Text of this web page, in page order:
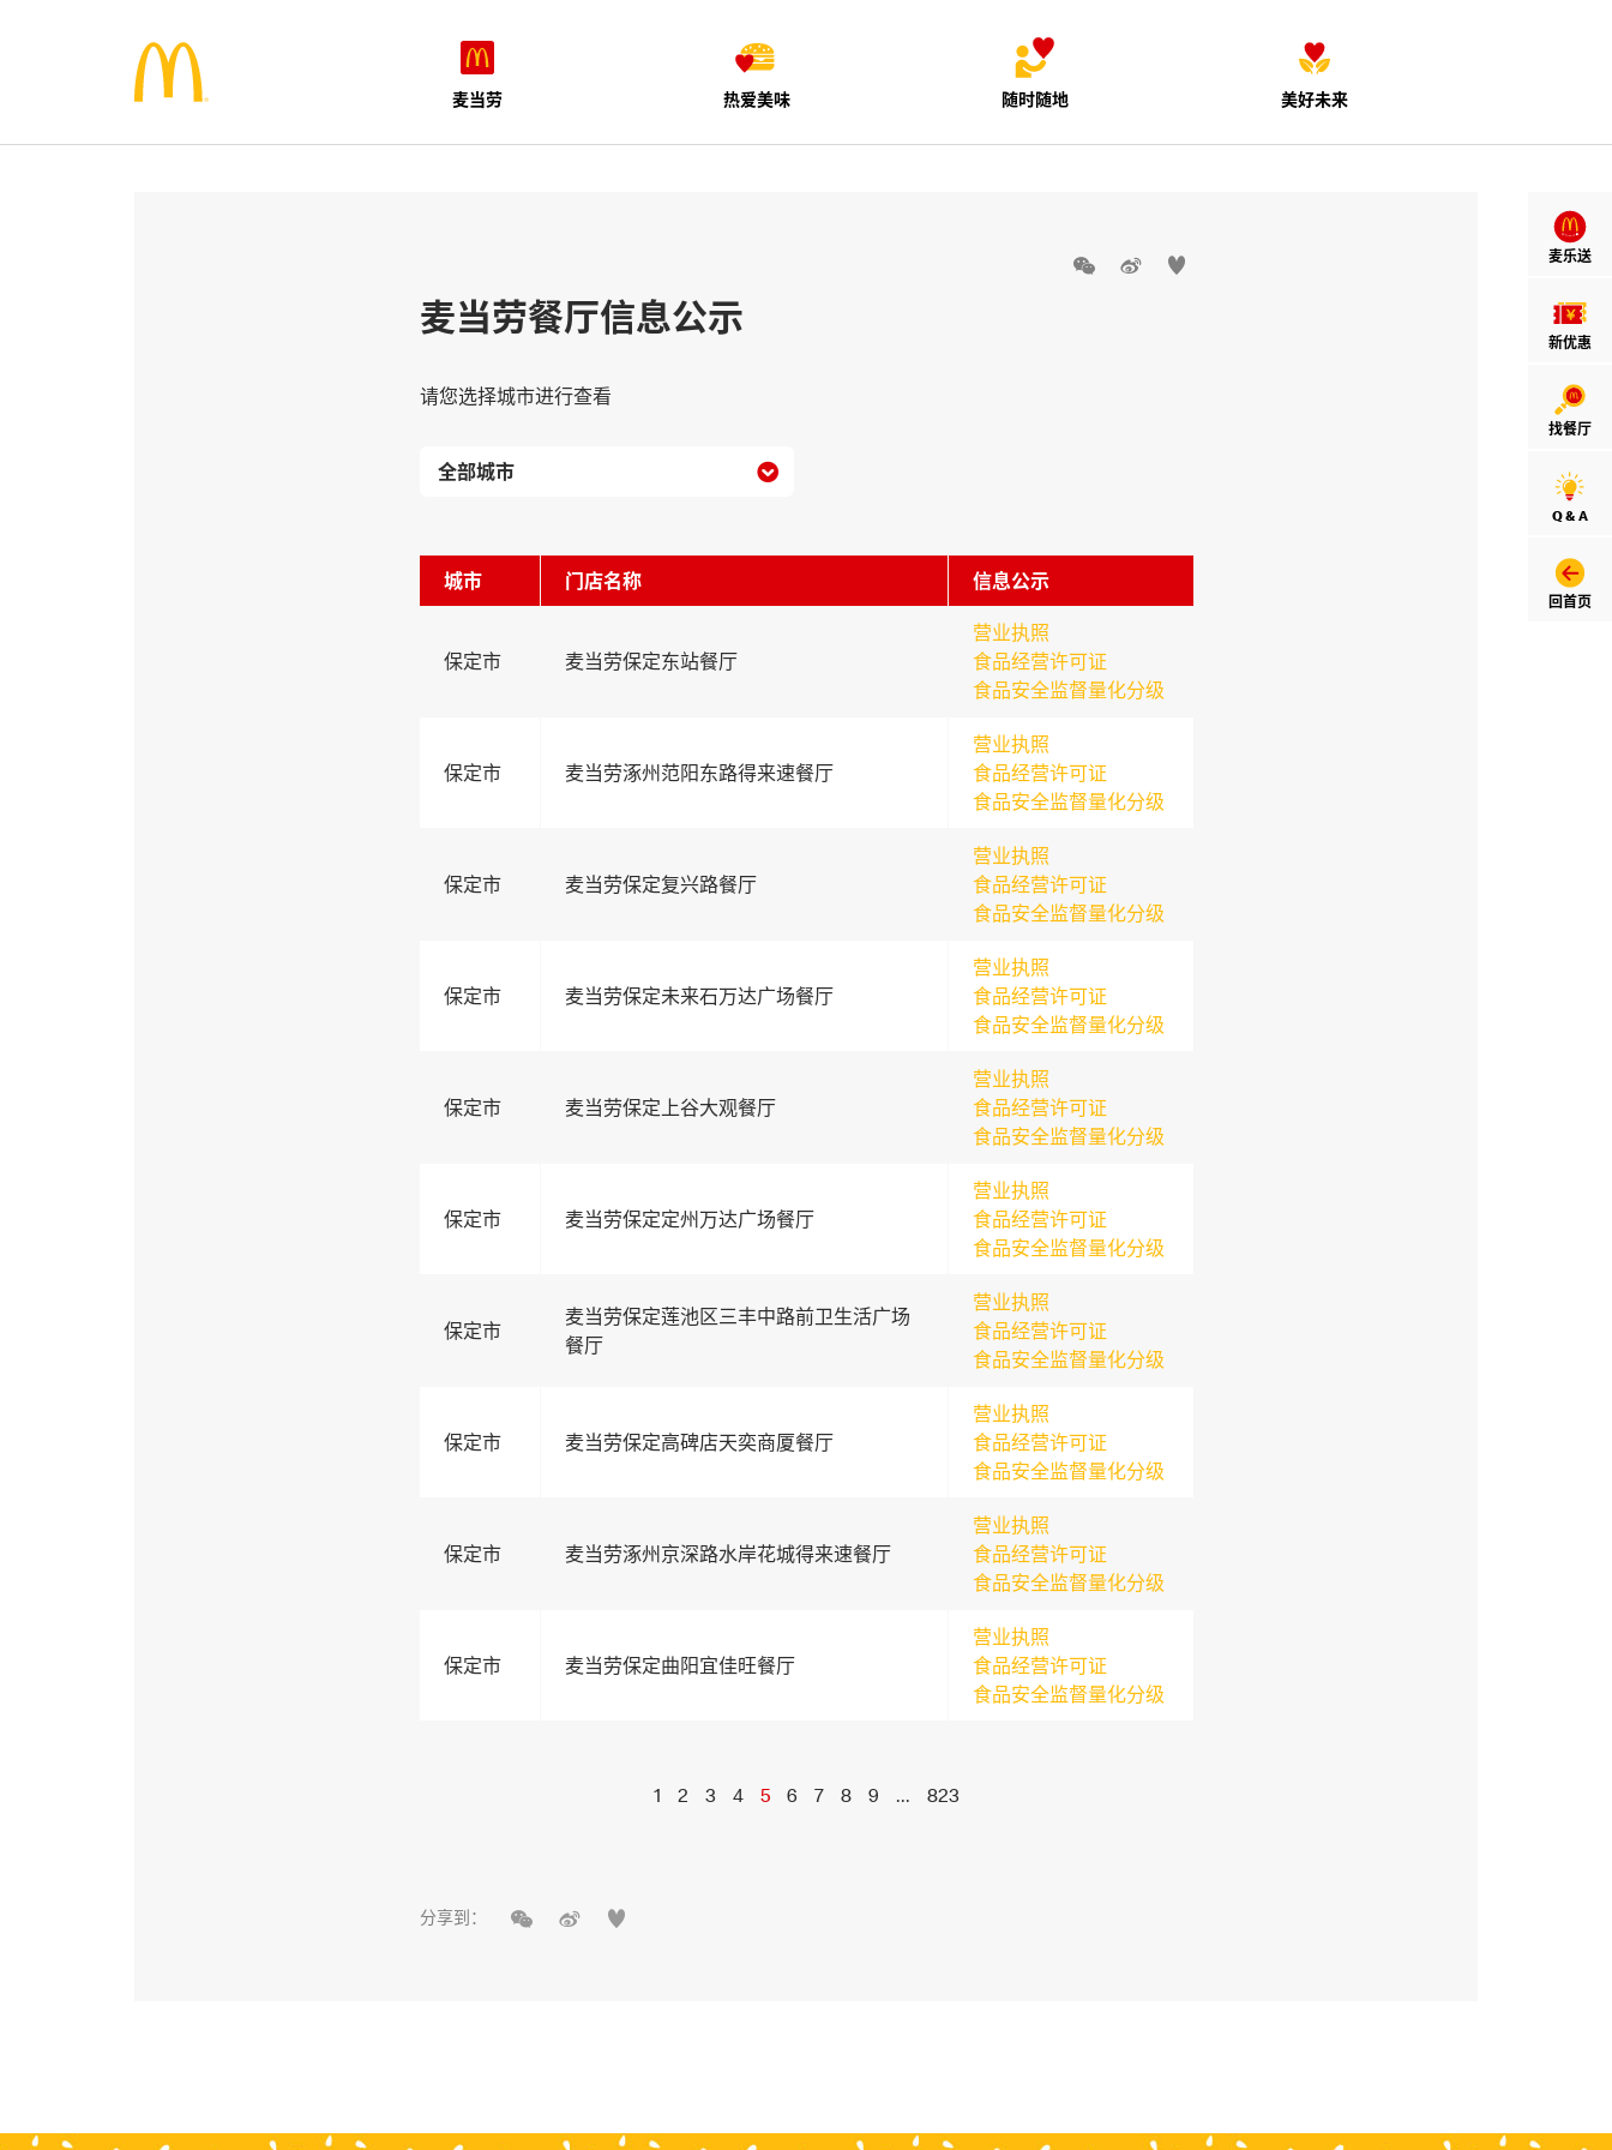
麦当劳 热爱美味 随时随地 美好未来
麦乐送
新优惠
找餐厅
Q & A
回首页
  
麦当劳餐厅信息公示
请您选择城市进行查看

城市 门店名称 信息公示
保定市 麦当劳保定东站餐厅
营业执照
食品经营许可证
食品安全监督量化分级
保定市 麦当劳涿州范阳东路得来速餐厅
营业执照
食品经营许可证
食品安全监督量化分级
保定市 麦当劳保定复兴路餐厅
营业执照
食品经营许可证
食品安全监督量化分级
保定市 麦当劳保定未来石万达广场餐厅
营业执照
食品经营许可证
食品安全监督量化分级
保定市 麦当劳保定上谷大观餐厅
营业执照
食品经营许可证
食品安全监督量化分级
保定市 麦当劳保定定州万达广场餐厅
营业执照
食品经营许可证
食品安全监督量化分级
保定市
麦当劳保定莲池区三丰中路前卫生活广场
餐厅
营业执照
食品经营许可证
食品安全监督量化分级
保定市 麦当劳保定高碑店天奕商厦餐厅
营业执照
食品经营许可证
食品安全监督量化分级
保定市 麦当劳涿州京深路水岸花城得来速餐厅
营业执照
食品经营许可证
食品安全监督量化分级
保定市 麦当劳保定曲阳宜佳旺餐厅
营业执照
食品经营许可证
食品安全监督量化分级
1 2 3 4 5 6 7 8 9 ... 823
分享到：   